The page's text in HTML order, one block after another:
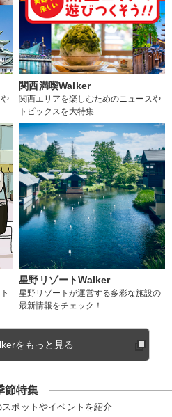
関西満喫Walker
関西エリアを楽しむためのニュースや
トピックスを大特集
星野リゾートWalker
星野リゾートが運営する多彩な施設の
最新情報をチェック！
をもっと見る
節特集
ポットやイベントを紹介